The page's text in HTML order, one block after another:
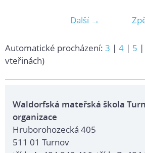
Další →
Automatické procházení: 3 | 4 | 5 |
vteřinách)
Waldorfská mateřská škola
organizace
Hruborohozecká 405
511 01 Turnov